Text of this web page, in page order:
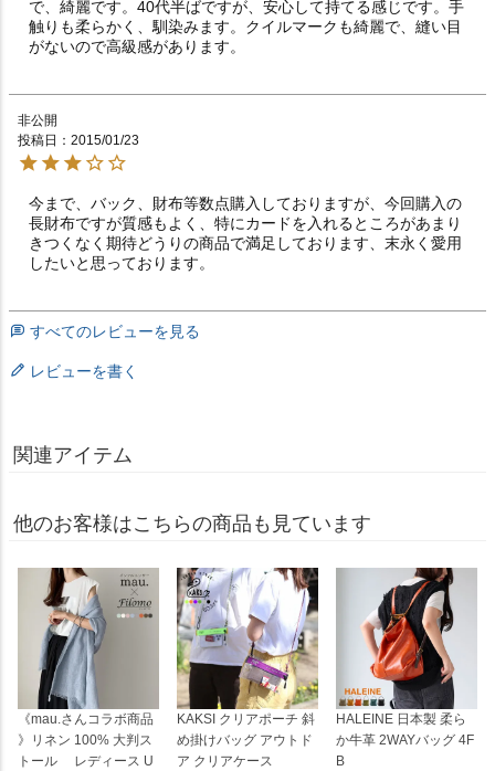
で、綺麗です。40代半ばですが、安心して持てる感じです。手
触りも柔らかく、馴染みます。クイルマークも綺麗で、縫い目
がないので高級感があります。
非公開
投稿日
2015/01/23
今まで、バック、財布等数点購入しておりますが、今回購入の
長財布ですが質感もよく、特にカードを入れるところがあまり
きつくなく期待どうりの商品で満足しております、末永く愛用
したいと思っております。
すべてのレビューを見る
レビューを書く
関連アイテム
他のお客様はこちらの商品も見ています
《mau.さんコラボ商品
》リネン 100% 大判ス
トール レディース U
KAKSI クリアポーチ 斜
め掛けバッグ アウトド
ア クリアケース
HALEINE 日本製 柔ら
か牛革 2WAYバッグ 4F
B